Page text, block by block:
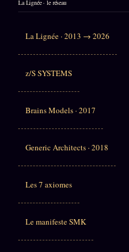
La Lignée · le réseau
La Lignée · 2013 → 2026
z/S SYSTEMS
Brains Models · 2017
Generic Architects · 2018
Les 7 axiomes
Le manifeste SMK